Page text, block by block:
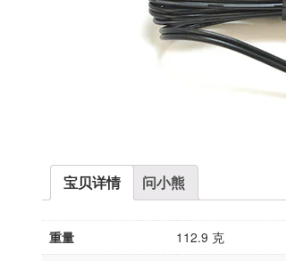
宝贝详情 问小熊
重量
112.9 克